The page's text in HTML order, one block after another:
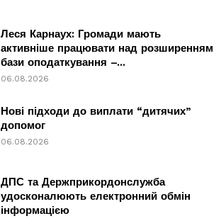
Леся Карнаух: Громади мають
активніше працювати над розширенням
бази оподаткування –...
06.08.2026
Нові підходи до виплати “дитячих”
допомог
06.08.2026
ДПС та Держприкордонслужба
удосконалюють електронний обмін
інформацією